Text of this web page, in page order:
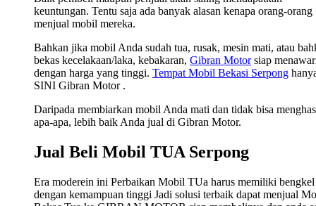
keuntungan. Tentu saja ada banyak alasan kenapa orang-orang
menjual mobil mereka.
Bahkan jika mobil Anda sudah tua, rusak, mesin mati, atau
bekas kecelakaan/laka, kebakaran, Gibran Motorsiap
dengan harga yang tinggi. Tempat Mobil Bekasi Serpong
SINI Gibran Motor .
Daripada membiarkan mobil Anda mati dan tidak bisa
apa-apa, lebih baik Anda jual di Gibran Motor.
Jual Beli Mobil TUA Serpong
Era moderein ini Perbaikan Mobil TUa harus memiliki bengkel
dengan kemampuan tinggi Jadi solusi terbaik dapat menjual